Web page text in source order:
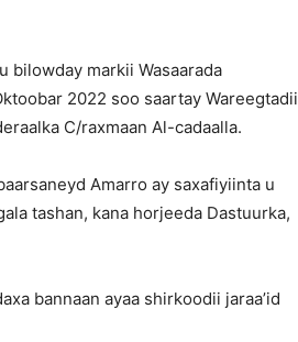
bilowday markii Wasaarada
2022 soo saartay Wareegtadii
C/raxmaan Al-cadaalla.
Amarro ay saxafiyiinta u
tashan, kana horjeeda Dastuurka,
bannaan ayaa shirkoodii jaraa’id